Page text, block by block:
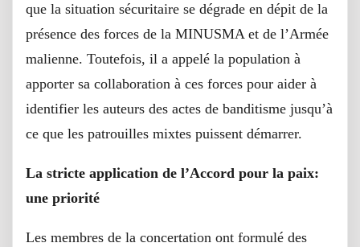
que la situation sécuritaire se dégrade en dépit de la
présence des forces de la MINUSMA et de l’Armée
malienne. Toutefois, il a appelé la population à
apporter sa collaboration à ces forces pour aider à
identifier les auteurs des actes de banditisme jusqu’à
ce que les patrouilles mixtes puissent démarrer.
La stricte application de l’Accord pour la paix:
une priorité
Les membres de la concertation ont formulé des